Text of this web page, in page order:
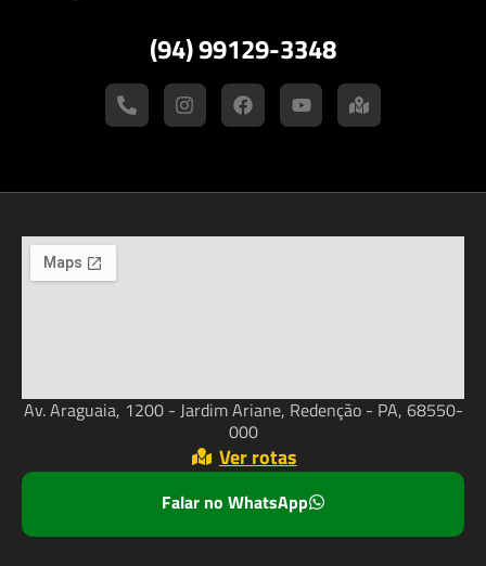
(94) 99129-3348
Av. Araguaia, 1200 - Jardim Ariane, Redenção - PA, 68550-
000
Ver rotas
Falar no WhatsApp